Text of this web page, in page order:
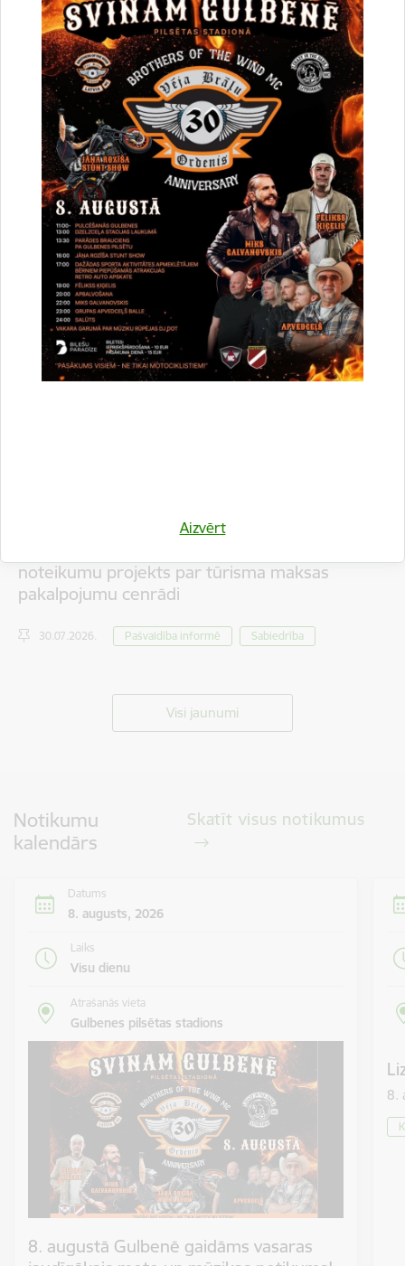
Aizvērt
Par satiksmes organizāciju Brīvības un
Dzelzceļa ielas pārbūves darbu laikā Gulbenē
30.07.2026. Projekti
Sabiedrība
Satiksmes ierobežojumi
noteikumu projekts par tūrisma maksas
pakalpojumu cenrādi
30.07.2026. Pašvaldība informē Sabiedrība
Visi jaunumi
Notikumu
kalendārs
Skatīt visus notikumus
Datums
8. augusts, 2026
Laiks
Visu dienu
Atrašanās vieta
Gulbenes pilsētas stadions
8. augustā Gulbenē gaidāms vasaras
8.